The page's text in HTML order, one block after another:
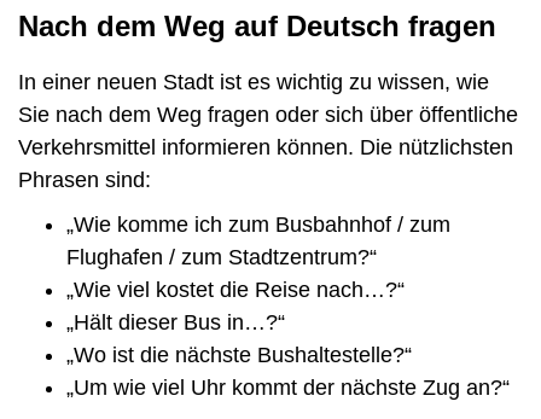
Nach dem Weg auf Deutsch fragen
In einer neuen Stadt ist es wichtig zu wissen, wie
Sie nach dem Weg fragen oder sich über öffentliche
Verkehrsmittel informieren können. Die nützlichsten
Phrasen sind:
„Wie komme ich zum Busbahnhof / zum
Flughafen / zum Stadtzentrum?“
„Wie viel kostet die Reise nach…?“
„Hält dieser Bus in…?“
„Wo ist die nächste Bushaltestelle?“
„Um wie viel Uhr kommt der nächste Zug an?“